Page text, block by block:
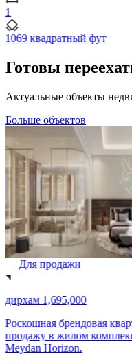
1
1069 квадратный фут
Готовы
Актуальные объекты
Больше объектов
Для продажи
дирхам 1,695,000
Роскошная брендовая
продажу в жилом
Meydan Horizon.